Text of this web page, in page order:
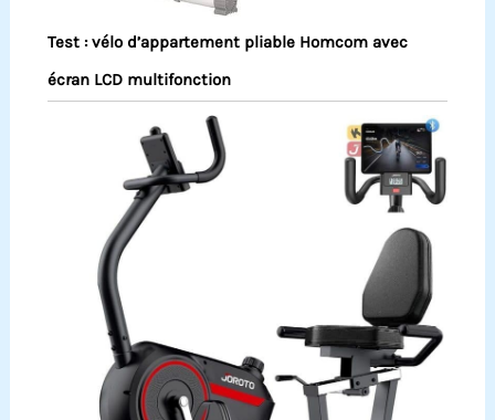
Test : vélo d’appartement pliable Homcom avec
écran LCD multifonction